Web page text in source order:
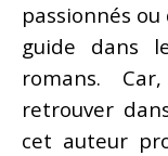
passionnés
guide dans
romans.
retrouver
cet auteur